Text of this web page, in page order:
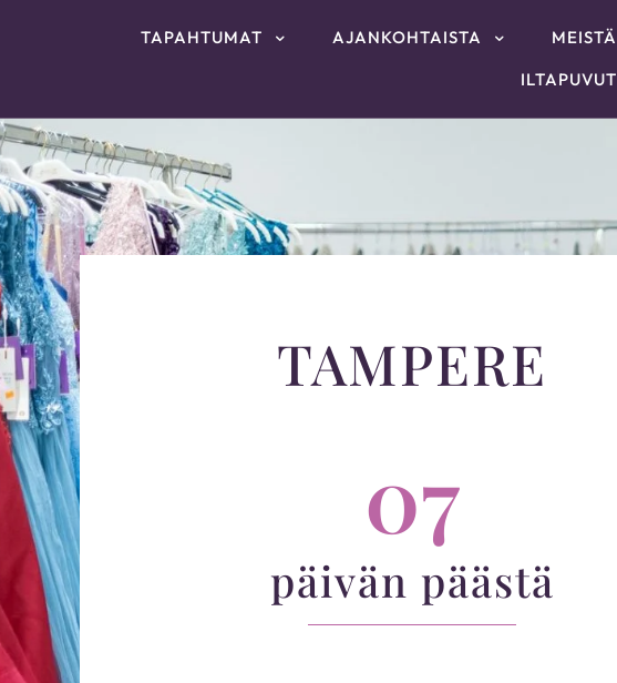
TAPAHTUMAT AJANKOHTAISTA
MEISTÄ
ILTAPUVUT
TAMPERE
07
päivän päästä